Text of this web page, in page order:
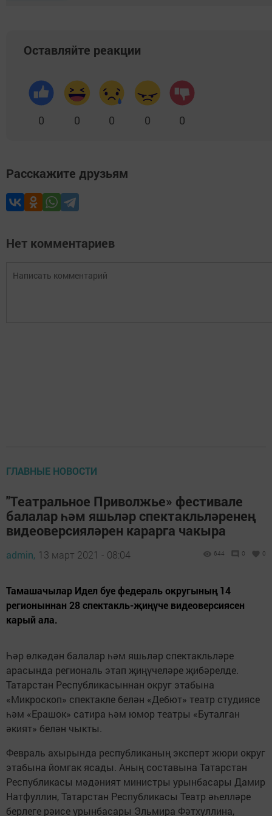
Оставляйте реакции
0 0 0 0 0
Расскажите друзьям
Нет комментариев
ГЛАВНЫЕ НОВОСТИ
"Театральное Приволжье» фестивале
балалар һәм яшьләр спектакльләренең
видеоверсияләрен карарга чакыра
admin, 13 март 2021 - 08:04 644 0 0
Тамашачылар Идел буе федераль округының 14
регионыннан 28 спектакль-җиңүче видеоверсиясен
карый ала.
Һәр өлкәдән балалар һәм яшьләр спектакльләре
арасында региональ этап җиңүчеләре җибәрелде.
Татарстан Республикасыннан округ этабына
«Микроскоп» спектакле белән «Дебют» театр студиясе
һәм «Ерашок» сатира һәм юмор театры «Буталган
әкият» белән чыкты.
Февраль ахырында республиканың эксперт жюри округ
этабына йомгак ясады. Аның составына Татарстан
Республикасы мәдәният министры урынбасары Дамир
Натфуллин, Татарстан Республикасы Театр әһелләре
берлеге рәисе урынбасары Эльмира Фәтхуллина,